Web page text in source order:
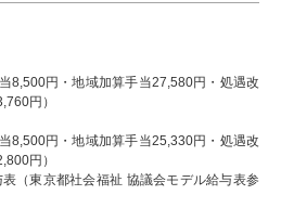
8,500円・地域加算手当27,580円・処遇改
円）
8,500円・地域加算手当25,330円・処遇改
円）
（東京都社会福祉 協議会モデル給与表参